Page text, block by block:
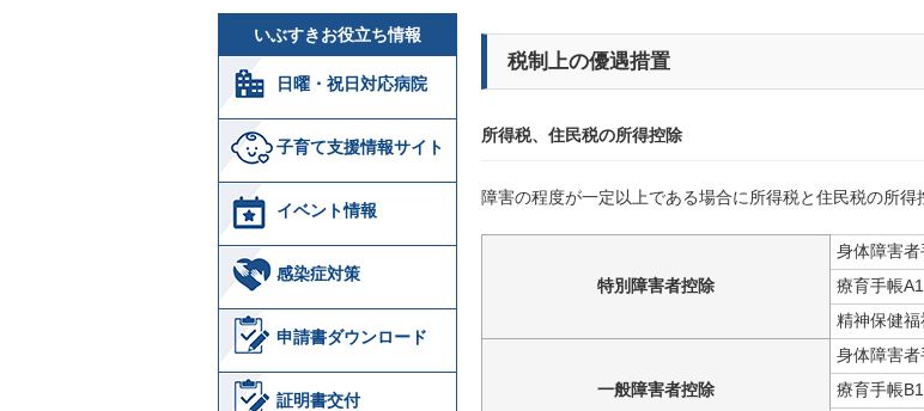
いぶすきお役立ち情報
日曜・祝日対応病院
子育て支援情報サイト
イベント情報
感染症対策
申請書ダウンロード
証明書交付
税制上の優遇措置
所得税、住民税の所得控除
障害の程度が一定以上である場合に所得税と住民税の所得
特別障害者控除
身体障害
療育手帳
精神保健福
一般障害者控除
身体障害
療育手帳